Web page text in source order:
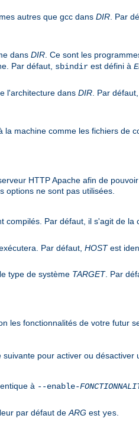
autres que gcc dans DIR . Par
dans DIR . Ce sont les
Par défaut, sbindir est défini à
l'architecture dans DIR . Par défaut,
machine comme les fichiers de
HTTP Apache afin de
options ne sont pas utilisées.
compilés. Par défaut, il s'agit de
Par défaut, HOSTest
type de système TARGET. Par
les fonctionnalités de votre futur
pour activer ou désactiver
à --enable-
par défaut de ARG est yes